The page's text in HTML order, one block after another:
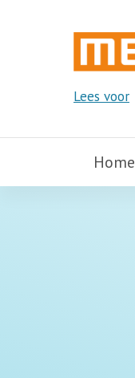
Lees voor
Home